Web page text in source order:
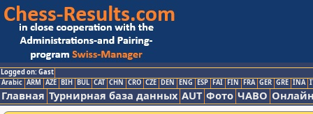
Logged on: Gast
Arabic ARM AZE BIH BUL CAT CHN CRO CZE DEN ENG ESP FAI FIN FRA GER GRE INA
Главная Турнирная база данных AUT Фото ЧАВО